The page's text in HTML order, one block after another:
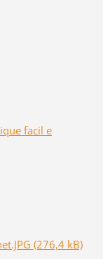
facil e
(276,4 kB)